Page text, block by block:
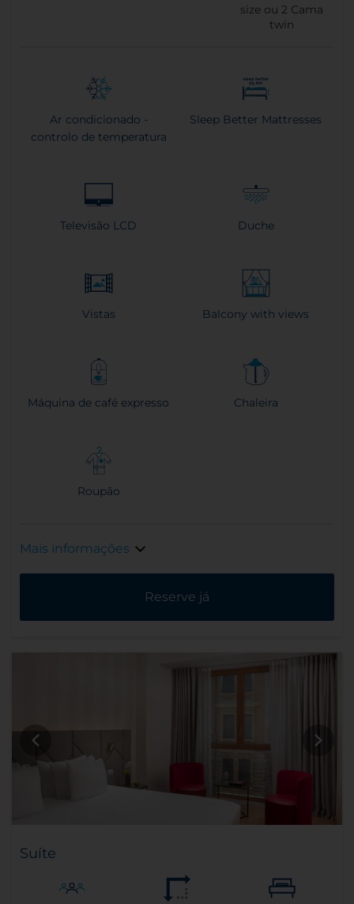
size ou 2 Cama
twin
Ar condicionado -
controlo de temperatura
Sleep Better Mattresses
Televisão LCD Duche
Vistas Balcony with views
Máquina de café expresso Chaleira
Roupão
Mais informações
Reserve já
Suíte